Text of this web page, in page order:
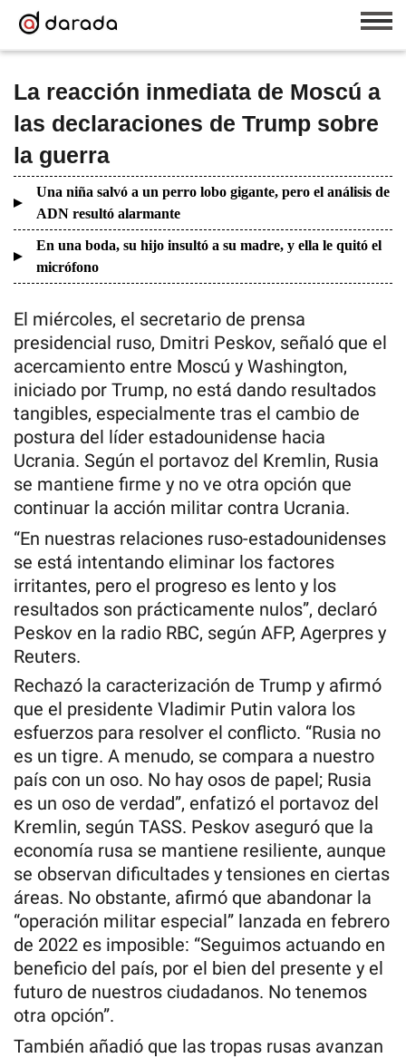
La reacción inmediata de Moscú a
las declaraciones de Trump sobre
la guerra
Una niña salvó a un perro lobo gigante, pero el análisis de
ADN resultó alarmante
En una boda, su hijo insultó a su madre, y ella le quitó el
micrófono
El miércoles, el secretario de prensa
presidencial ruso, Dmitri Peskov, señaló que el
acercamiento entre Moscú y Washington,
iniciado por Trump, no está dando resultados
tangibles, especialmente tras el cambio de
postura del líder estadounidense hacia
Ucrania. Según el portavoz del Kremlin, Rusia
se mantiene firme y no ve otra opción que
continuar la acción militar contra Ucrania.
“En nuestras relaciones ruso-estadounidenses
se está intentando eliminar los factores
irritantes, pero el progreso es lento y los
resultados son prácticamente nulos”, declaró
Peskov en la radio RBC, según AFP, Agerpres y
Reuters.
Rechazó la caracterización de Trump y afirmó
que el presidente Vladimir Putin valora los
esfuerzos para resolver el conflicto. “Rusia no
es un tigre. A menudo, se compara a nuestro
país con un oso. No hay osos de papel; Rusia
es un oso de verdad”, enfatizó el portavoz del
Kremlin, según TASS. Peskov aseguró que la
economía rusa se mantiene resiliente, aunque
se observan dificultades y tensiones en ciertas
áreas. No obstante, afirmó que abandonar la
“operación militar especial” lanzada en febrero
de 2022 es imposible: “Seguimos actuando en
beneficio del país, por el bien del presente y el
futuro de nuestros ciudadanos. No tenemos
otra opción”.
También añadió que las tropas rusas avanzan